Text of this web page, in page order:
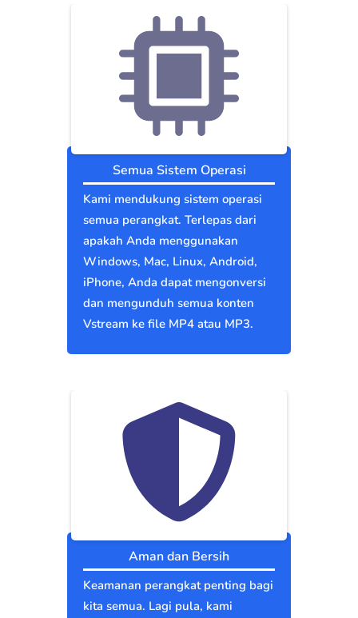
Semua Sistem Operasi
Kami mendukung sistem operasi
semua perangkat. Terlepas dari
apakah Anda menggunakan
Windows, Mac, Linux, Android,
iPhone, Anda dapat mengonversi
dan mengunduh semua konten
Vstream ke file MP4 atau MP3.
Aman dan Bersih
Keamanan perangkat penting bagi
kita semua. Lagi pula, kami